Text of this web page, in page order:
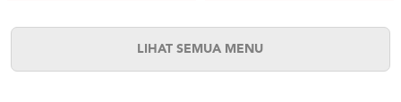
LIHAT SEMUA MENU